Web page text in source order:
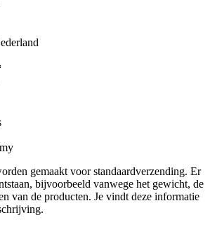
gemaakt voor standaardverzending. Er
bijvoorbeeld vanwege het gewicht, de
van de producten. Je vindt deze informatie